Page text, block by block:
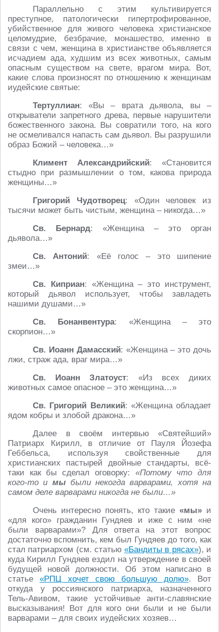
Параллельно с этим культивируется
преступное, патологически гипертрофированное,
убийственное для живого человека христианское
целомудрие, безбрачие, монашество, именно в
связи с чем, женщина в христианстве объявляется
исчадием ада, худшим из всех животных, самым
опасным существом на свете, врагом мира. Вот,
какие слова произносят по отношению к женщинам
иудейские святые:
Тертуллиан: «Вы – врата дьявола, вы –
открыватели запретного древа, первые нарушители
божественного закона. Вы совратили того, на кого
не осмеливался напасть сам дьявол. Вы разрушили
образ Божий – человека…»
Климент Александрийский: «Становится
стыдно при размышлении о том, какова природа
женщины…»
Григорий Чудотворец: «Один человек из
тысячи может быть чистым, женщина – никогда…»
Св. Бернард: «Женщина – это орган
дьявола…»
Св. Антоний: «Её голос – это шипение
змеи…»
Св. Киприан: «Женщина – это инструмент,
который дьявол использует, чтобы завладеть
нашими душами…»
Св. Бонанвентура: «Женщина – это
скорпион…»
Св. Иоанн Дамасский: «Женщина – это дочь
лжи, страж ада, враг мира…»
Св. Иоанн Златоуст: «Из всех диких
животных самое опасное – это женщина…»
Св. Григорий Великий: «Женщина обладает
ядом кобры и злобой дракона…»
Далее в своём интервью «Святейший»
Патриарх Кирилл, в отличие от Пауля Йозефа
Геббельса, используя свойственные для
христианских пастырей двойные стандарты, всё-
таки как бы сделал оговорку: «Потому что для
кого-то и мы были некогда варварами, хотя на
самом деле варварами никогда не были…»
Очень интересно понять, кто такие «мы» и
«для кого» гражданин Гундяев и иже с ним «не
были варварами»? Для ответа на этот вопрос
достаточно вспомнить, кем был Гундяев до того, как
стал патриархом (см. статью«Бандиты в рясах»), и
куда Кирилл Гундяев ездил на утверждение в своей
будущей новой должности. Об этом написано в
статье «РПЦ хочет свою большую долю». Вот
откуда у россиянского патриарха, назначенного
Тель-Авивом, такие устойчивые анти-славянские
высказывания! Вот для кого они были и не были
варварами – для своих иудейских хозяев…